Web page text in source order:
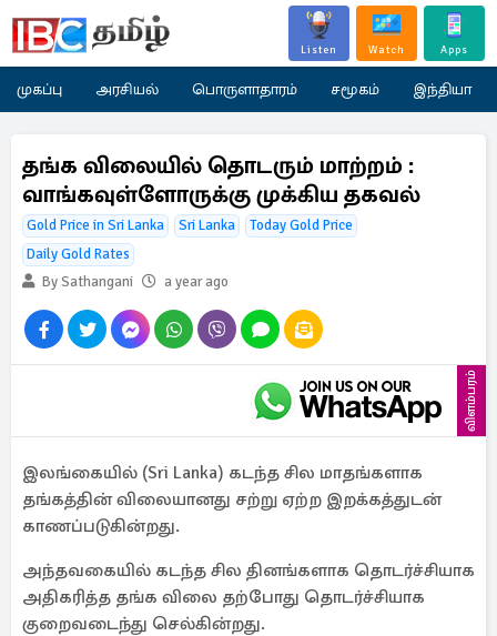
Listen Watch Apps
முகப்பு அரசியல் பொருளாதாரம் சமூகம் இந்தியா
தங்க விலையில் தொடரும் மாற்றம் :
வாங்கவுள்ளோருக்கு முக்கிய தகவல்
Gold Price in Sri Lanka Sri Lanka
Today Gold Price
Daily Gold Rates
By Sathangani
a year ago
விளம்பரம்
இலங்கையில் (Sri Lanka) கடந்த சில மாதங்களாக
தங்கத்தின் விலையானது சற்று ஏற்ற இறக்கத்துடன்
காணப்படுகின்றது.
அந்தவகையில் கடந்த சில தினங்களாக தொடர்ச்சியாக
அதிகரித்த தங்க விலை தற்போது தொடர்ச்சியாக
குறைவடைந்து செல்கின்றது.